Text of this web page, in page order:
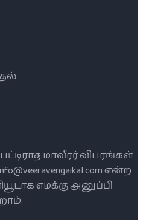
மாவீரர் விபரங்கள்
என்ற
எமக்கு அனுப்பி